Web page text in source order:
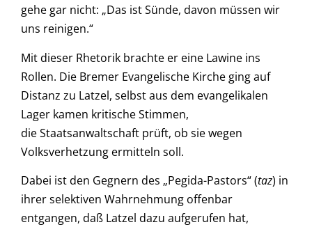
gehe gar nicht: „Das ist Sünde, davon müssen wir
uns reinigen.“
Mit dieser Rhetorik brachte er eine Lawine ins
Rollen. Die Bremer Evangelische Kirche ging auf
Distanz zu Latzel, selbst aus dem evangelikalen
Lager kamen kritische Stimmen,
die Staatsanwaltschaft prüft, ob sie wegen
Volksverhetzung ermitteln soll.
Dabei ist den Gegnern des „Pegida-Pastors“ (taz) in
ihrer selektiven Wahrnehmung offenbar
entgangen, daß Latzel dazu aufgerufen hat,